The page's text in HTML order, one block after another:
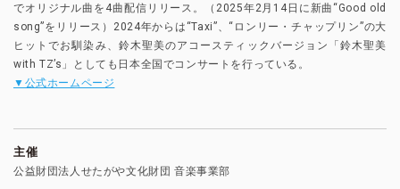
でオリジナル曲を4曲配信リリース。（2025年2月14日に新曲“Good old
song”をリリース）2024年からは“Taxi”、“ロンリー・チャップリン”の大
ヒットでお馴染み、鈴木聖美のアコースティックバージョン「鈴木聖美
with TZ’s」としても日本全国でコンサートを行っている。
▼公式ホームページ
主催
公益財団法人せたがや文化財団 音楽事業部